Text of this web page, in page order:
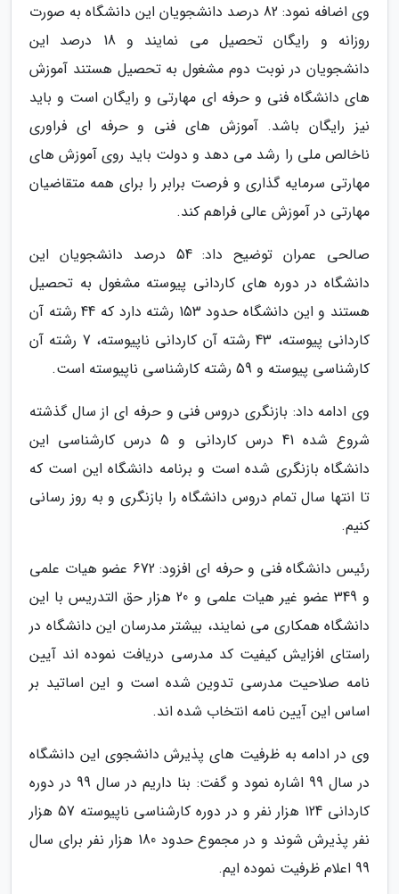
وی اضافه نمود: 82 درصد دانشجویان این دانشگاه به صورت
روزانه و رایگان تحصیل می نمایند و 18 درصد این
دانشجویان در نوبت دوم مشغول به تحصیل هستند آموزش
های دانشگاه فنی و حرفه ای مهارتی و رایگان است و باید
نیز رایگان باشد. آموزش های فنی و حرفه ای فراوری
ناخالص ملی را رشد می دهد و دولت باید روی آموزش های
مهارتی سرمایه گذاری و فرصت برابر را برای همه متقاضیان
مهارتی در آموزش عالی فراهم کند.
صالحی عمران توضیح داد: 54 درصد دانشجویان این
دانشگاه در دوره های کاردانی پیوسته مشغول به تحصیل
هستند و این دانشگاه حدود 153 رشته دارد که 44 رشته آن
کاردانی پیوسته، 43 رشته آن کاردانی ناپیوسته، 7 رشته آن
کارشناسی پیوسته و 59 رشته کارشناسی ناپیوسته است.
وی ادامه داد: بازنگری دروس فنی و حرفه ای از سال گذشته
شروع شده 41 درس کاردانی و 5 درس کارشناسی این
دانشگاه بازنگری شده است و برنامه دانشگاه این است که
تا انتها سال تمام دروس دانشگاه را بازنگری و به روز رسانی
کنیم.
رئیس دانشگاه فنی و حرفه ای افزود: 672 عضو هیات علمی
و 349 عضو غیر هیات علمی و 20 هزار حق التدریس با این
دانشگاه همکاری می نمایند، بیشتر مدرسان این دانشگاه در
راستای افزایش کیفیت کد مدرسی دریافت نموده اند آیین
نامه صلاحیت مدرسی تدوین شده است و این اساتید بر
اساس این آیین نامه انتخاب شده اند.
وی در ادامه به ظرفیت های پذیرش دانشجوی این دانشگاه
در سال 99 اشاره نمود و گفت: بنا داریم در سال 99 در دوره
کاردانی 124 هزار نفر و در دوره کارشناسی ناپیوسته 57 هزار
نفر پذیرش شوند و در مجموع حدود 180 هزار نفر برای سال
99 اعلام ظرفیت نموده ایم.